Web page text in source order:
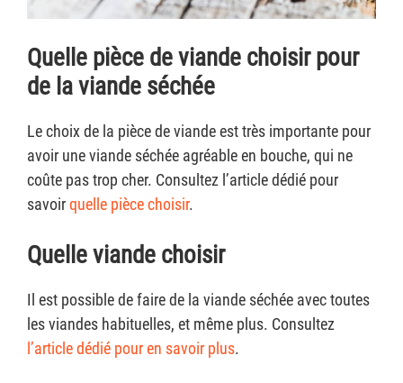
Quelle pièce de viande choisir pour
de la viande séchée
Le choix de la pièce de viande est très importante pour
avoir une viande séchée agréable en bouche, qui ne
coûte pas trop cher. Consultez l’article dédié pour
savoirquelle pièce choisir.
Quelle viande choisir
Il est possible de faire de la viande séchée avec toutes
les viandes habituelles, et même plus. Consultez
l’article dédié pour en savoir plus.